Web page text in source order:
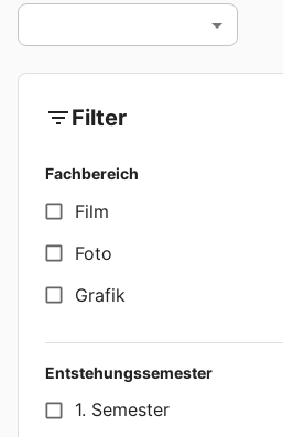
Filter
Fachbereich
Film
Foto
Grafik
Entstehungssemester
1. Semester